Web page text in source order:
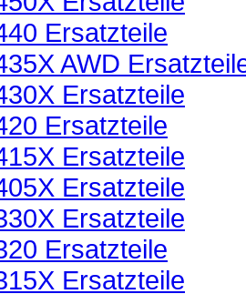
Ersatzteile
AWD
Ersatzteile
Ersatzteile
Ersatzteile
Ersatzteile
Ersatzteile
Ersatzteile
Ersatzteile